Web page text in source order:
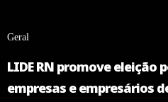
Geral
LIDE RN promove eleição
empresas e empresários